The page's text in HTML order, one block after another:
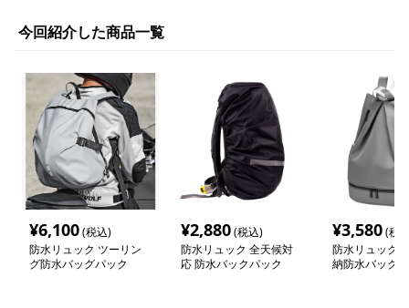
今回紹介した商品一覧
¥6,100(税込)
防水リュック ツーリン
グ防水バッグパック
¥2,880(税込)
防水リュック 全天候対
応 防水バックパック
¥3,580(税
防水リュック
納防水バック